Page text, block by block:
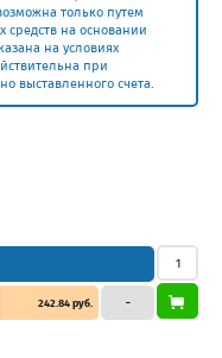
только путем
на основании
на условиях
при
выставленного счета.
242.84 руб. –